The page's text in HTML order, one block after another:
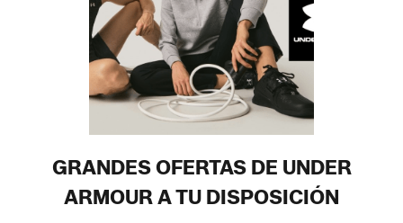
GRANDES OFERTAS DE UNDER
ARMOUR A TU DISPOSICIÓN